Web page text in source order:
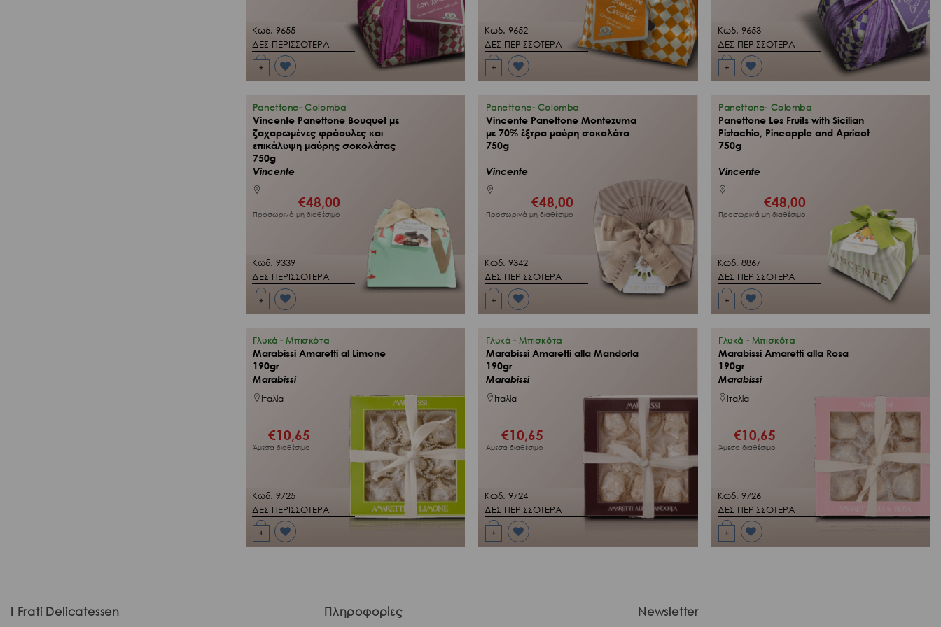
Προσθήκη
μου
+
Κωδ. 9655
ΔΕΣ ΠΕΡΙΣΣΟΤΕΡΑ
Προσθήκη
μου
+
Κωδ. 9652
ΔΕΣ ΠΕΡΙΣΣΟΤΕΡΑ
Προσθήκη
μου
+
Κωδ. 9653
ΔΕΣ ΠΕΡΙΣΣΟΤΕΡΑ
Προσθήκη
μου
+
Κωδ. 9339
ΔΕΣ ΠΕΡΙΣΣΟΤΕΡΑ
Panettone- Colomba
Vincente Panettone Bouquet με
ζαχαρωμένες φράουλες και
επικάλυψη μαύρης σοκολάτας
750g
Vincente
€48,00
Προσωρινά μη διαθέσιμο
Προσθήκη
μου
+
Κωδ. 9342
ΔΕΣ ΠΕΡΙΣΣΟΤΕΡΑ
Panettone- Colomba
Vincente Panettone Montezuma
με 70% έξτρα μαύρη σοκολάτα
750g
Vincente
€48,00
Προσωρινά μη διαθέσιμο
Προσθήκη
μου
+
Κωδ. 8867
ΔΕΣ ΠΕΡΙΣΣΟΤΕΡΑ
Panettone- Colomba
Panettone Les Fruits with Sicilian
Pistachio, Pineapple and Apricot
750g
Vincente
€48,00
Προσωρινά μη διαθέσιμο
Προσθήκη
+
Κωδ. 9725
ΔΕΣ ΠΕΡΙΣΣΟΤΕΡΑ
Γλυκά - Μπισκότα
Marabissi Amaretti al Limone
190gr
Marabissi
Ιταλία
€10,65
Άμεσα διαθέσιμο
Προσθήκη
+
Κωδ. 9724
ΔΕΣ ΠΕΡΙΣΣΟΤΕΡΑ
Γλυκά - Μπισκότα
Marabissi Amaretti alla Mandorla
190gr
Marabissi
Ιταλία
€10,65
Άμεσα διαθέσιμο
Προσθήκη
+
Κωδ. 9726
ΔΕΣ ΠΕΡΙΣΣΟΤΕΡΑ
Γλυκά - Μπισκότα
Marabissi Amaretti alla Rosa
190gr
Marabissi
Ιταλία
€10,65
Άμεσα διαθέσιμο
I Frati Delicatessen Πληροφορίες Newsletter